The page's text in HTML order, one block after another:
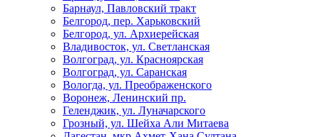
Барнаул, Павловский тракт
Белгород, пер. Харьковский
Белгород, ул. Архиерейская
Владивосток, ул. Светланская
Волгоград, ул. Красноярская
Волгоград, ул. Саранская
Вологда, ул. Преображенского
Воронеж, Ленинский пр.
Геленджик, ул. Луначарского
Грозный, ул. Шейха Али Митаева